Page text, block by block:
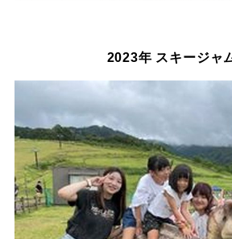
2023年 スキージャ